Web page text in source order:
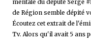
mentale du député Serge
de Région semble dépité
Écoutez cet extrait de
Tv. Alors qu'il avait 5 ans